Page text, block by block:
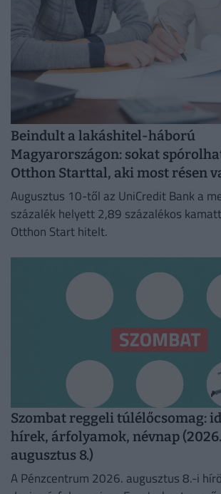
Beindult a lakáshitel-háború
Magyarországon: sokat
Otthon Starttal, aki most résen
Augusztus 10-től az UniCredit Bank a
százalék helyett 2,89 százalékos
Otthon Start hitelt.
Szombat reggeli túlélőcsomag:
hírek, árfolyamok, névnap (2026.
augusztus 8.)
A Pénzcentrum 2026. augusztus 8.-i